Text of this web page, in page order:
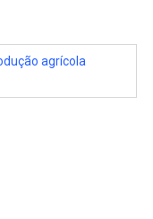
agrícola